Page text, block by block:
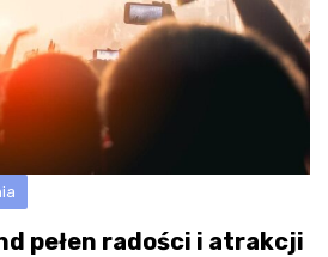
pełen radości i atrakcji